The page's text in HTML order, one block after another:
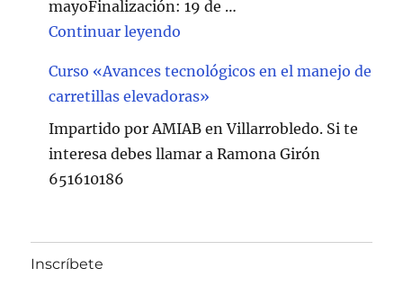
mayoFinalización: 19 de …
Continuar leyendo
Curso «Avances tecnológicos en el manejo de
carretillas elevadoras»
Impartido por AMIAB en Villarrobledo. Si te
interesa debes llamar a Ramona Girón
651610186
Inscríbete